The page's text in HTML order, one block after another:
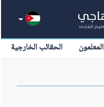
المعلمون الحقائب الخارجية